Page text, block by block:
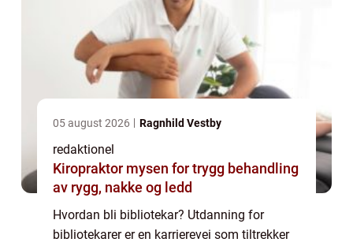
05 august 2026 Ragnhild Vestby
redaktionel
Kiropraktor mysen for trygg behandling
av rygg, nakke og ledd
Hvordan bli bibliotekar? Utdanning for
bibliotekarer er en karrierevei som tiltrekker